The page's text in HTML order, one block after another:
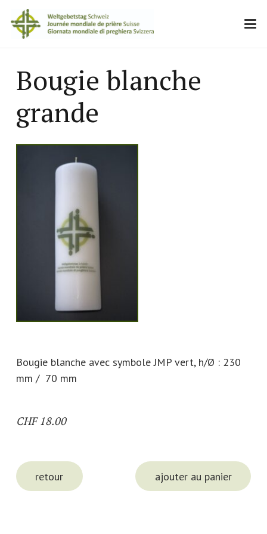
Bougie blanche
grande
Bougie blanche avec symbole JMP vert, h/Ø : 230
mm / 70 mm
CHF18.00
retour ajouter au panier